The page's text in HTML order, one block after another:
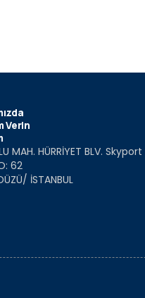
Verin
MAH. HÜRRİYET BLV.
62
İSTANBUL